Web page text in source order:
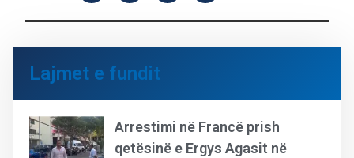
Lajmet e fundit
Arrestimi në Francë prish
qetësinë e Ergys Agasit në